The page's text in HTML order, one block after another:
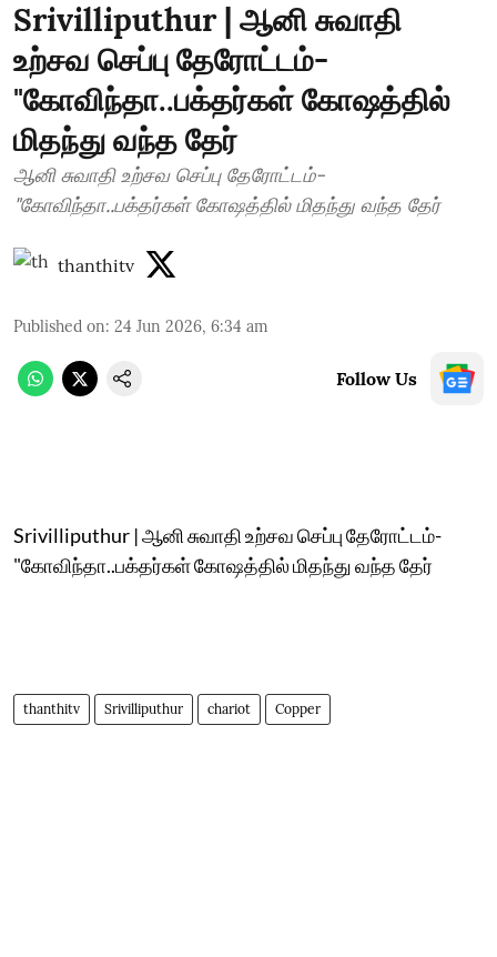
Srivilliputhur | ஆனி சுவாதி
உற்சவ செப்பு தேரோட்டம்-
"கோவிந்தா..பக்தர்கள் கோஷத்தில்
மிதந்து வந்த தேர்
ஆனி சுவாதி உற்சவ செப்பு தேரோட்டம்-
"கோவிந்தா..பக்தர்கள் கோஷத்தில் மிதந்து வந்த தேர்
thanthitv
Published on: 24 Jun 2026, 6:34 am
Follow Us
Srivilliputhur | ஆனி சுவாதி உற்சவ செப்பு தேரோட்டம்-
"கோவிந்தா..பக்தர்கள் கோஷத்தில் மிதந்து வந்த தேர்
thanthitv Srivilliputhur chariot Copper